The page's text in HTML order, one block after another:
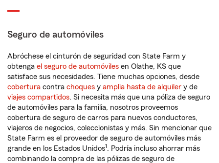
Seguro de automóviles
Abróchese el cinturón de seguridad con State Farm y
obtenga el seguro de automóviles en Olathe, KS que
satisface sus necesidades. Tiene muchas opciones, desde
cobertura contra choques y amplia hasta de alquiler y de
viajes compartidos. Si necesita más que una póliza de seguro
de automóviles para la familia, nosotros proveemos
cobertura de seguro de carros para nuevos conductores,
viajeros de negocios, coleccionistas y más. Sin mencionar que
State Farm es el proveedor de seguro de automóviles más
grande en los Estados Unidos1. Podría incluso ahorrar más
combinando la compra de las pólizas de seguro de